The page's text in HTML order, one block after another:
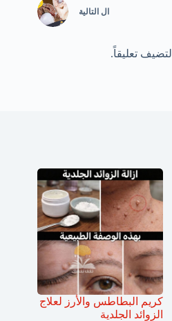
ال التالية
لتضيف تعليقاً.
كريم البطاطس والأرز لعلاج
الزوائد الجلدية